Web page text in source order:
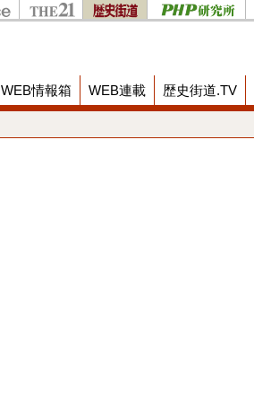
WEB情報箱 WEB連載 歴史街道.TV